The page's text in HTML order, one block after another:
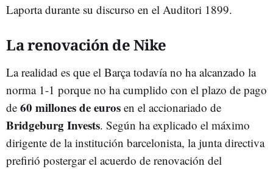
Laporta durante su discurso en el Auditori 1899.
La renovación de Nike
La realidad es que el Barça todavía no ha alcanzado la
norma 1-1 porque no ha cumplido con el plazo de pago
de 60 millones de euros en el accionariado de
Bridgeburg Invests. Según ha explicado el máximo
dirigente de la institución barcelonista, la junta directiva
prefirió postergar el acuerdo de renovación del